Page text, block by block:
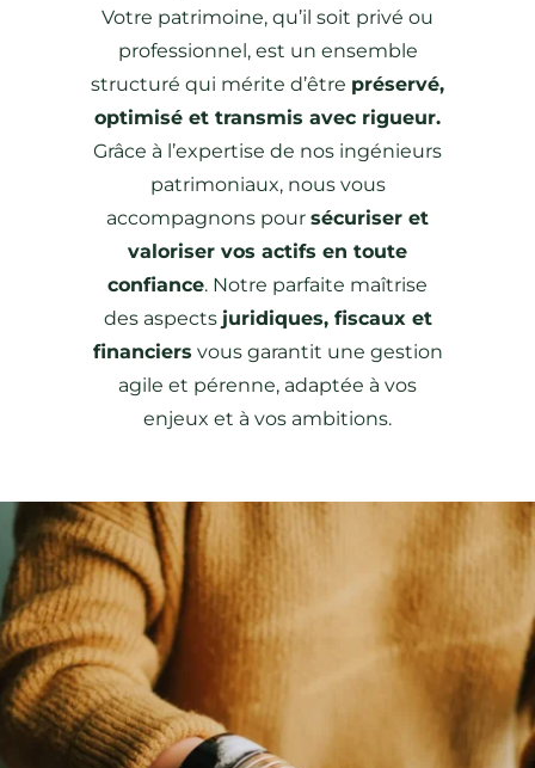
Votre patrimoine, qu’il soit privé ou
professionnel, est un ensemble
structuré qui mérite d’être préservé,
optimisé et transmis avec rigueur.
Grâce à l’expertise de nos ingénieurs
patrimoniaux, nous vous
accompagnons pour sécuriser et
valoriser vos actifs en toute
confiance. Notre parfaite maîtrise
des aspects juridiques, fiscaux et
financiers vous garantit une gestion
agile et pérenne, adaptée à vos
enjeux et à vos ambitions.